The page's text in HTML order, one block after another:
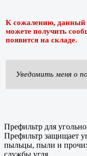
К сожалению, данный
можете получить
появится на складе.
Уведомить меня о
Префильтр для
Префильтр защищает
пыльцы, пыли и
службы угля.